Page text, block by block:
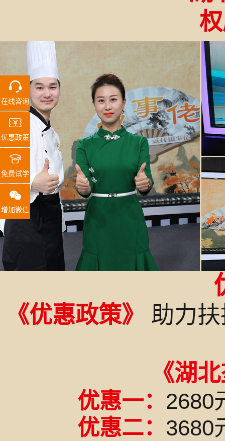
《优惠政策》 助力
《湖
优惠一： 2680
优惠二： 3680
在线咨询
优惠政策
免费试学
增加微信